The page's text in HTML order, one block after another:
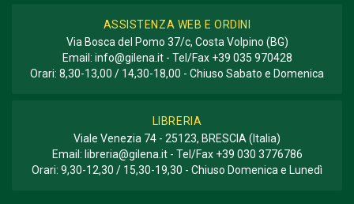
ASSISTENZA WEB E ORDINI
Via Bosca del Pomo 37/c, Costa Volpino (BG)
Email: info@gilena.it- Tel/Fax +39 035 970428
Orari: 8,30-13,00 / 14,30-18,00 - Chiuso Sabato e Domenica
LIBRERIA
Viale Venezia 74 - 25123, BRESCIA (Italia)
Email: libreria@gilena.it- Tel/Fax +39 030 3776786
Orari: 9,30-12,30 / 15,30-19,30 - Chiuso Domenica e Lunedì